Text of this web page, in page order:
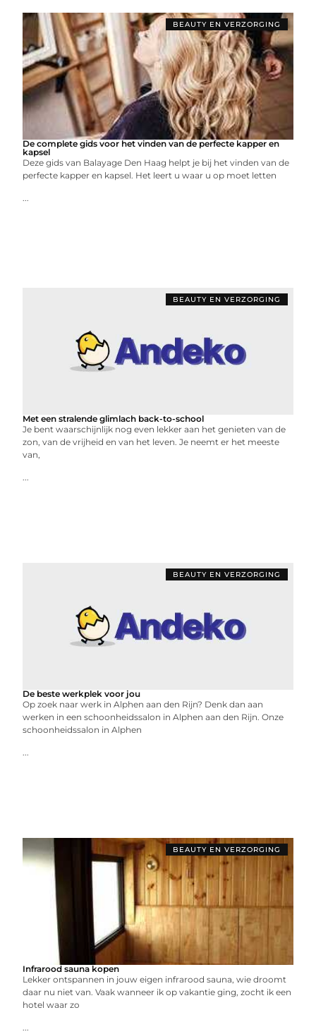
BEAUTY EN VERZORGING
De complete gids voor het vinden van de perfecte kapper en
kapsel
Deze gids van Balayage Den Haag helpt je bij het vinden van de
perfecte kapper en kapsel. Het leert u waar u op moet letten
...
BEAUTY EN VERZORGING
Met een stralende glimlach back-to-school
Je bent waarschijnlijk nog even lekker aan het genieten van de
zon, van de vrijheid en van het leven. Je neemt er het meeste
van,
...
BEAUTY EN VERZORGING
De beste werkplek voor jou
Op zoek naar werk in Alphen aan den Rijn? Denk dan aan
werken in een schoonheidssalon in Alphen aan den Rijn. Onze
schoonheidssalon in Alphen
...
BEAUTY EN VERZORGING
Infrarood sauna kopen
Lekker ontspannen in jouw eigen infrarood sauna, wie droomt
daar nu niet van. Vaak wanneer ik op vakantie ging, zocht ik een
hotel waar zo
...